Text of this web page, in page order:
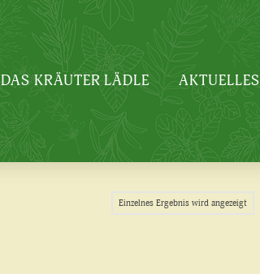
DAS KRÄUTER LÄDLE AKTUELLES
Einzelnes Ergebnis wird angezeigt